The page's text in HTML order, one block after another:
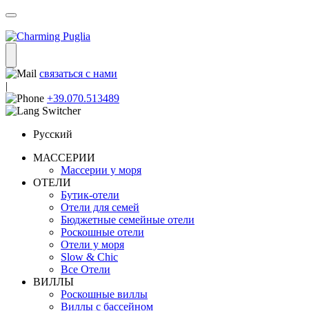
связаться с нами
|
+39.070.513489
Русский
МАССЕРИИ
Массерии у моря
ОТЕЛИ
Бутик-отели
Отели для семей
Бюджетные семейные отели
Роскошные отели
Отели у моря
Slow & Chic
Все Отели
ВИЛЛЫ
Роскошные виллы
Виллы с бассейном